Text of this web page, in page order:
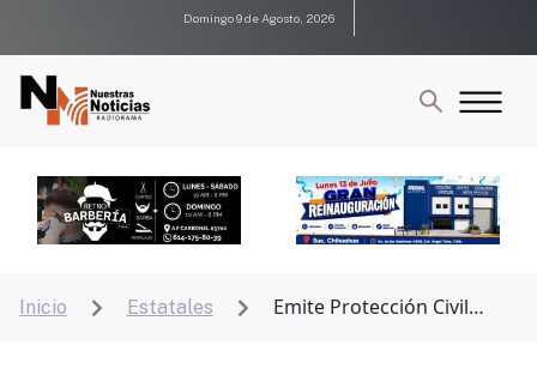
Domingo 9 de Agosto, 2026
Inicio  Estatales 
Emite Protección Civil